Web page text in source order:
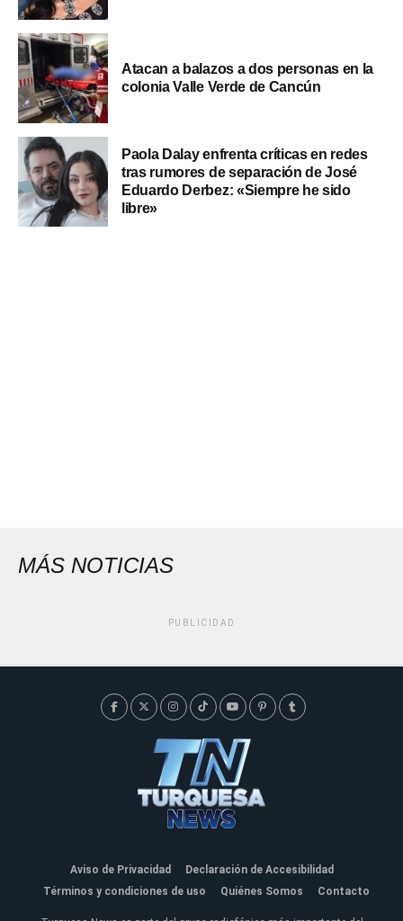
Atacan a balazos a dos personas en la
colonia Valle Verde de Cancún
Paola Dalay enfrenta críticas en redes
tras rumores de separación de José
Eduardo Derbez: «Siempre he sido
libre»
MÁS NOTICIAS
PUBLICIDAD
Aviso de Privacidad
Declaración de Accesibilidad
Términos y condiciones de uso
Quiénes Somos Contacto